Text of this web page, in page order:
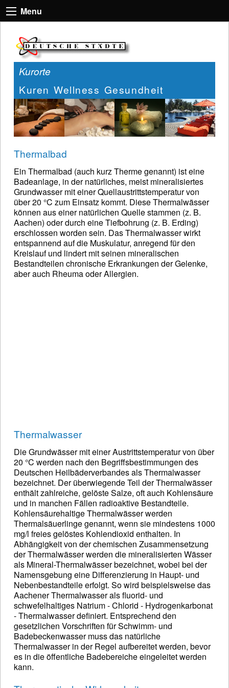
Menu
Kurorte
Kuren Wellness Gesundheit
Thermalbad
Ein Thermalbad (auch kurz Therme genannt) ist eine
Badeanlage, in der natürliches, meist mineralisiertes
Grundwasser mit einer Quellaustrittstemperatur von
über 20 °C zum Einsatz kommt. Diese Thermalwässer
können aus einer natürlichen Quelle stammen (z. B.
Aachen) oder durch eine Tiefbohrung (z. B. Erding)
erschlossen worden sein. Das Thermalwasser wirkt
entspannend auf die Muskulatur, anregend für den
Kreislauf und lindert mit seinen mineralischen
Bestandteilen chronische Erkrankungen der Gelenke,
aber auch Rheuma oder Allergien.
Thermalwasser
Die Grundwässer mit einer Austrittstemperatur von über
20 °C werden nach den Begriffsbestimmungen des
Deutschen Heilbäderverbandes als Thermalwasser
bezeichnet. Der überwiegende Teil der Thermalwässer
enthält zahlreiche, gelöste Salze, oft auch Kohlensäure
und in manchen Fällen radioaktive Bestandteile.
Kohlensäurehaltige Thermalwässer werden
Thermalsäuerlinge genannt, wenn sie mindestens 1000
mg/l freies gelöstes Kohlendioxid enthalten. In
Abhängigkeit von der chemischen Zusammensetzung
der Thermalwässer werden die mineralisierten Wässer
als Mineral-Thermalwässer bezeichnet, wobei bei der
Namensgebung eine Differenzierung in Haupt- und
Nebenbestandteile erfolgt. So wird beispielsweise das
Aachener Thermalwasser als fluorid- und
schwefelhaltiges Natrium - Chlorid - Hydrogenkarbonat
- Thermalwasser definiert. Entsprechend den
gesetzlichen Vorschriften für Schwimm- und
Badebeckenwasser muss das natürliche
Thermalwasser in der Regel aufbereitet werden, bevor
es in die öffentliche Badebereiche eingeleitet werden
kann.